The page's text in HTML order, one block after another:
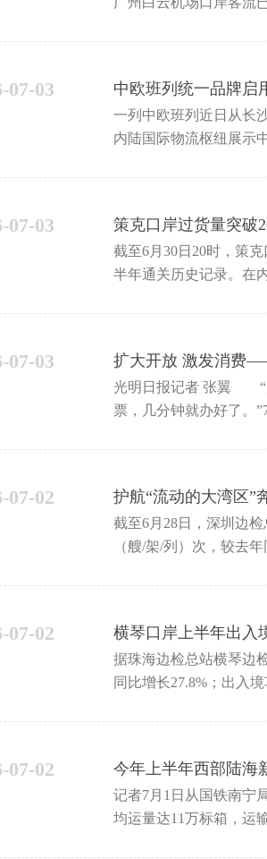
07-03 中欧班列统一品牌启
一列中欧班列近日从
内陆国际物流枢纽展
07-03 策克口岸过货量突破
截至6月30日20时，策
半年通关历史记录。在
07-03 扩大开放 激发消费
光明日报记者 张翼 “
票，几分钟就办好了。
07-02 护航“流动的大湾区”
截至6月28日，深圳边
（艘/架/列）次，较去
07-02 横琴口岸上半年出入
据珠海边检总站横琴边
同比增长27.8%；出入
07-02 今年上半年西部陆海
记者7月1日从国铁南宁
均运量达11万标箱，运